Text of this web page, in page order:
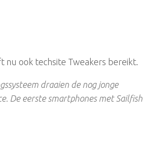
nu ook techsite Tweakers bereikt.
draaien de nog jonge
De eerste smartphones met Sailfish